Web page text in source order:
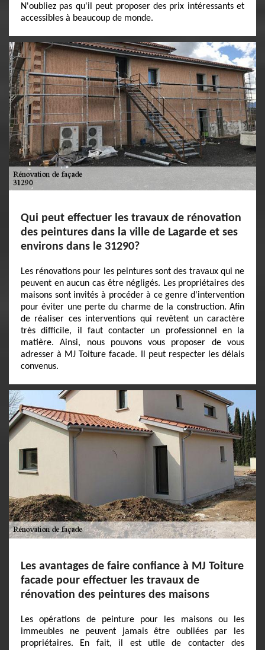
N'oubliez pas qu'il peut proposer des prix intéressants et
accessibles à beaucoup de monde.
Qui peut effectuer les travaux de rénovation
des peintures dans la ville de Lagarde et ses
environs dans le 31290?
Les rénovations pour les peintures sont des travaux qui ne
peuvent en aucun cas être négligés. Les propriétaires des
maisons sont invités à procéder à ce genre d'intervention
pour éviter une perte du charme de la construction. Afin
de réaliser ces interventions qui revêtent un caractère
très difficile, il faut contacter un professionnel en la
matière. Ainsi, nous pouvons vous proposer de vous
adresser à MJ Toiture facade. Il peut respecter les délais
convenus.
Les avantages de faire confiance à MJ Toiture
facade pour effectuer les travaux de
rénovation des peintures des maisons
Les opérations de peinture pour les maisons ou les
immeubles ne peuvent jamais être oubliées par les
propriétaires. En fait, il est utile de contacter des